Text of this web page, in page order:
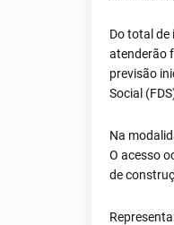
Do total
atenderão
previsão
Social
Na
O acesso
de